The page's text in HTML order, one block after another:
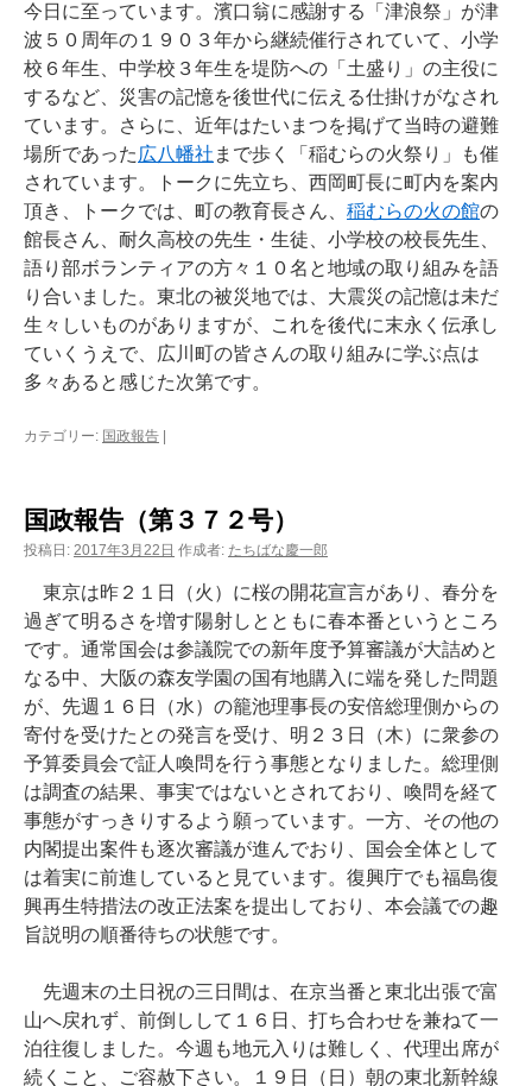
今日に至っています。濱口翁に感謝する「津浪祭」が津
波５０周年の１９０３年から継続催行されていて、小学
校６年生、中学校３年生を堤防への「土盛り」の主役に
するなど、災害の記憶を後世代に伝える仕掛けがなされ
ています。さらに、近年はたいまつを掲げて当時の避難
場所であった 広八幡社 まで歩く「稲むらの火祭り」も催
されています。トークに先立ち、西岡町長に町内を案内
頂き、トークでは、町の教育長さん、 稲むらの火の館の
館長さん、耐久高校の先生・生徒、小学校の校長先生、
語り部ボランティアの方々１０名と地域の取り組みを語
り合いました。東北の被災地では、大震災の記憶は未だ
生々しいものがありますが、これを後代に末永く伝承し
ていくうえで、広川町の皆さんの取り組みに学ぶ点は
多々あると感じた次第です。
カテゴリー: 国政報告 |
国政報告（第３７２号）
投稿日: 2017年3月22日 作成者: たちばな慶一郎
東京は昨２１日（火）に桜の開花宣言があり、春分を
過ぎて明るさを増す陽射しとともに春本番というところ
です。通常国会は参議院での新年度予算審議が大詰めと
なる中、大阪の森友学園の国有地購入に端を発した問題
が、先週１６日（水）の籠池理事長の安倍総理側からの
寄付を受けたとの発言を受け、明２３日（木）に衆参の
予算委員会で証人喚問を行う事態となりました。総理側
は調査の結果、事実ではないとされており、喚問を経て
事態がすっきりするよう願っています。一方、その他の
内閣提出案件も逐次審議が進んでおり、国会全体として
は着実に前進していると見ています。復興庁でも福島復
興再生特措法の改正法案を提出しており、本会議での趣
旨説明の順番待ちの状態です。
先週末の土日祝の三日間は、在京当番と東北出張で富
山へ戻れず、前倒しして１６日、打ち合わせを兼ねて一
泊往復しました。今週も地元入りは難しく、代理出席が
続くこと、ご容赦下さい。１９日（日）朝の東北新幹線